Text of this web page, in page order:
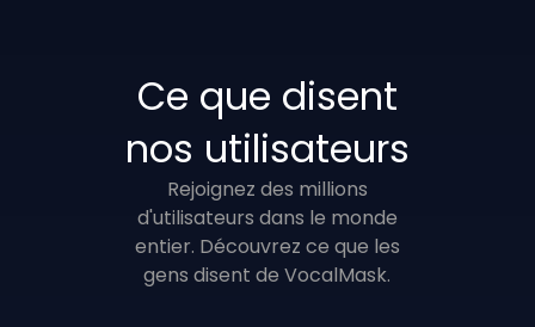
Ce que disent
nos utilisateurs
Rejoignez des millions
d'utilisateurs dans le monde
entier. Découvrez ce que les
gens disent de VocalMask.